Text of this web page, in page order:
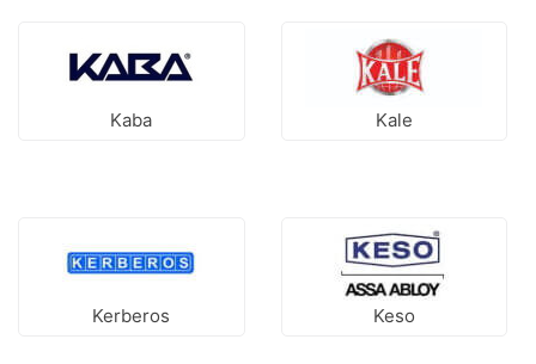
Kaba Kale
Kerberos Keso